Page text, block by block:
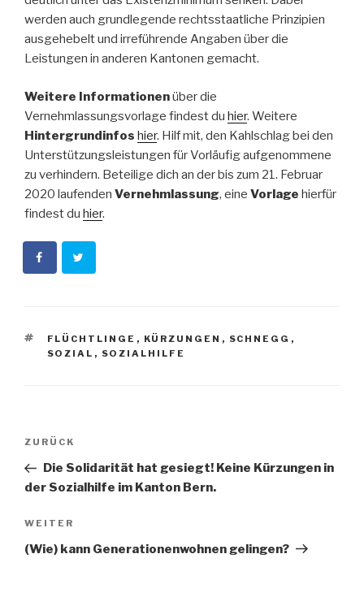
werden auch grundlegende rechtsstaatliche Prinzipien
ausgehebelt und irreführende Angaben über die
Leistungen in anderen Kantonen gemacht.
Weitere Informationenüber die
Vernehmlassungsvorlage findest du hier. Weitere
Hintergrundinfos hier. Hilf mit, den Kahlschlag bei den
Unterstützungsleistungen für Vorläufig aufgenommene
zu verhindern. Beteilige dich an der bis zum 21. Februar
2020 laufenden Vernehmlassung, eine Vorlage hierfür
findest du hier.
SCHLAGWÖRTER
FLÜCHTLINGE , KÜRZUNGEN , SCHNEGG ,
SOZIAL , SOZIALHILFE
Beitragsnavigation
Vorheriger
Beitrag
ZURÜCK
Die Solidarität hat gesiegt! Keine Kürzungen in
der Sozialhilfe im Kanton Bern.
Nächster
Beitrag
WEITER
(Wie) kann Generationenwohnen gelingen?